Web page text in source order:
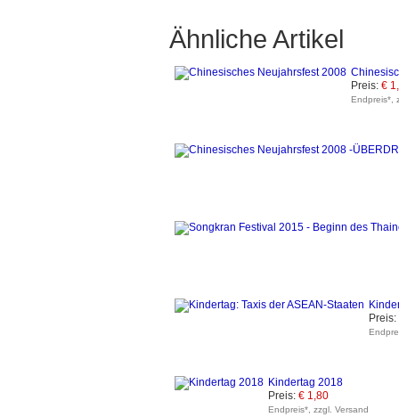
Ähnliche Artikel
Preis: €
Endpreis*,
Preis:
Kindertag 2018
Preis: € 1,80
Endpreis*, zzgl. Versand